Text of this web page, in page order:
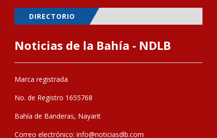
DIRECTORIO
Noticias de la Bahía - NDLB
Marca registrada
No. de Registro 1655768
Bahía de Banderas, Nayarit
Correo electrónico: info@noticiasdlb.com